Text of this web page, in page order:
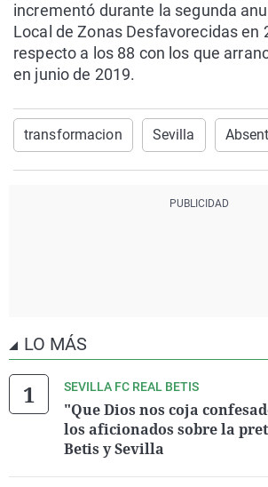
incrementó durante la segunda
Local de Zonas Desfavorecidas en
respecto a los 88 con los que
en junio de 2019.
transformacion Sevilla
LO MÁS
SEVILLA FC REAL BETIS
"Que Dios nos coja
los aficionados sobre la
Betis y Sevilla